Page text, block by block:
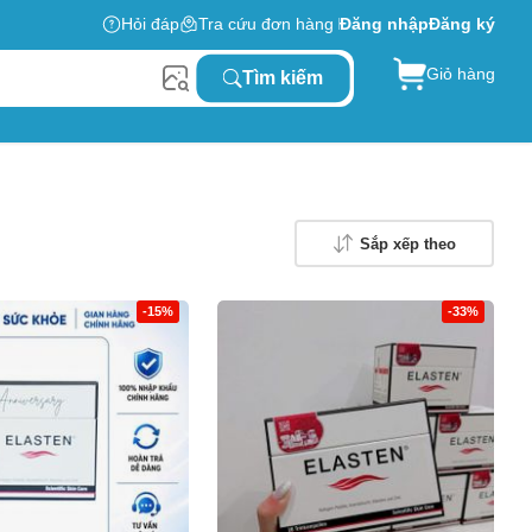
Hỏi đáp Tra cứu đơn hàng Đăng nhậpĐăng ký
Tìm kiếm Giỏ hàng
Sắp xếp theo
-15% -33%